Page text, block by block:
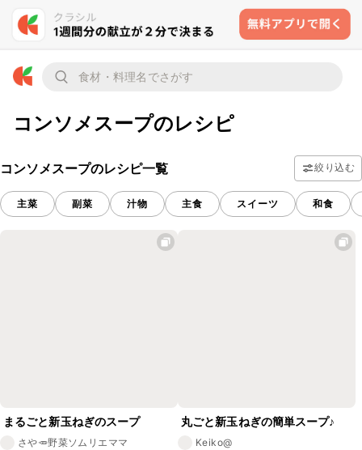
コンソメスープのレシピ
コンソメスープのレシピ一覧 絞り込む
主菜 副菜 汁物 主食 スイーツ 和食
まるごと新玉ねぎのスープ
さや🥕野菜ソムリエママ
丸ごと新玉ねぎの簡単スープ♪
Keiko@